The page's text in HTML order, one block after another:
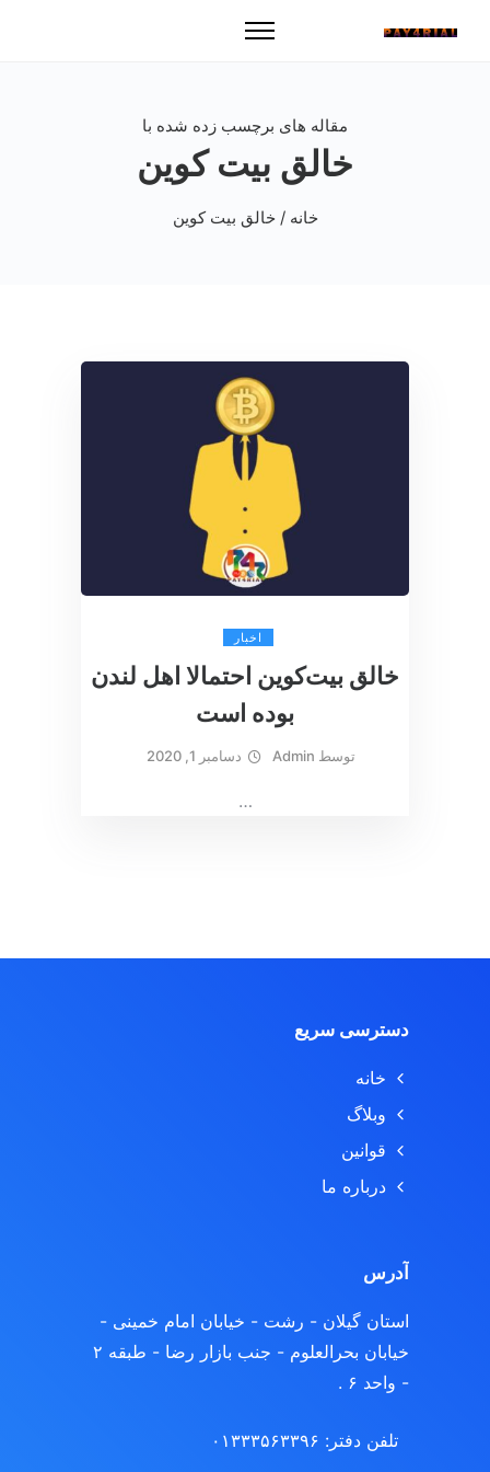
مقاله های برچسب زده شده با
خالق بیت کوین
خانه / خالق بیت کوین
اخبار
خالق بیت‌کوین احتمالا اهل لندن
بوده است
توسط Admin دسامبر 1, 2020
…
دسترسی سریع
خانه
وبلاگ
قوانین
درباره ما
آدرس
استان گیلان - رشت - خیابان امام خمینی -
خیابان بحرالعلوم - جنب بازار رضا - طبقه ۲
- واحد ۶ .
تلفن دفتر: ۰۱۳۳۳۵۶۳۳۹۶